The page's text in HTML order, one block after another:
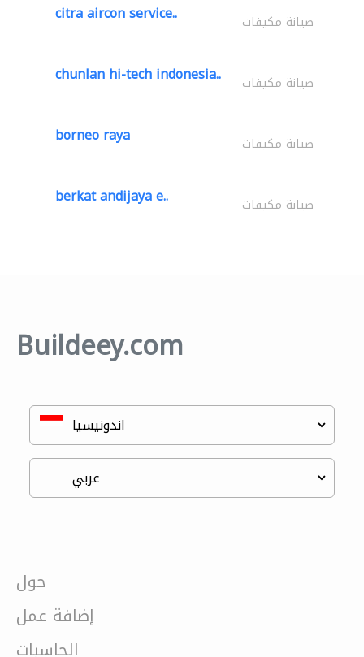
citra aircon service.. صيانة مكيفات
chunlan hi-tech indonesia.. صيانة مكيفات
borneo raya صيانة مكيفات
berkat andijaya e.. صيانة مكيفات
Buildeey.com
حول
إضافة عمل
الحاسبات